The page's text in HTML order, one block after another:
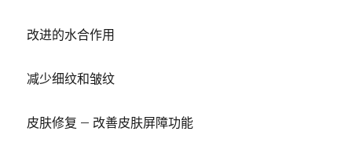
改进的水合作用
减少细纹和皱纹
皮肤修复 – 改善皮肤屏障功能